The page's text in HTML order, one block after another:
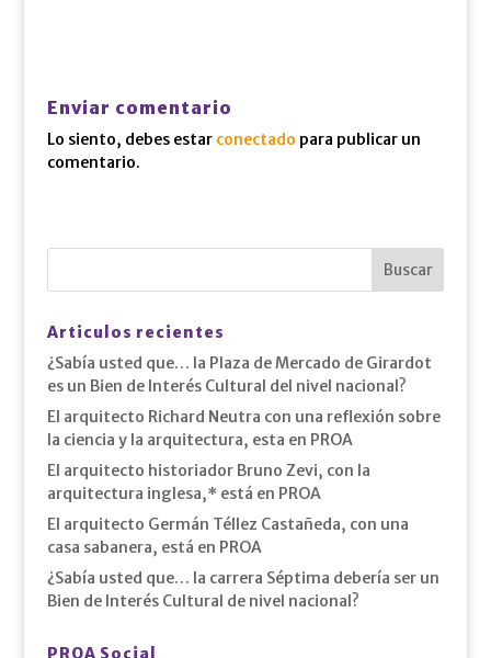
Enviar comentario
Lo siento, debes estar conectado para publicar un
comentario.
Articulos recientes
¿Sabía usted que… la Plaza de Mercado de Girardot
es un Bien de Interés Cultural del nivel nacional?
El arquitecto Richard Neutra con una reflexión sobre
la ciencia y la arquitectura, esta en PROA
El arquitecto historiador Bruno Zevi, con la
arquitectura inglesa,* está en PROA
El arquitecto Germán Téllez Castañeda, con una
casa sabanera, está en PROA
¿Sabía usted que… la carrera Séptima debería ser un
Bien de Interés Cultural de nivel nacional?
PROA Social